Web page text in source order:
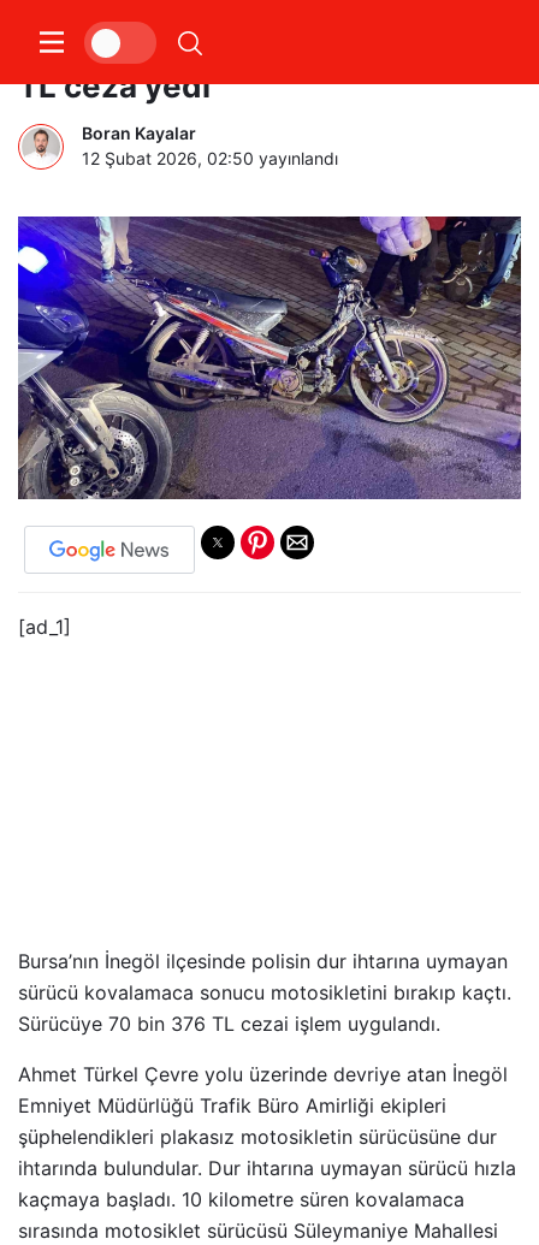
Dur ihtarına uymadı 70 bin 376
TL ceza yedi
Boran Kayalar
12 Şubat 2026, 02:50 yayınlandı
[ad_1]
Bursa’nın İnegöl ilçesinde polisin dur ihtarına uymayan
sürücü kovalamaca sonucu motosikletini bırakıp kaçtı.
Sürücüye 70 bin 376 TL cezai işlem uygulandı.
Ahmet Türkel Çevre yolu üzerinde devriye atan İnegöl
Emniyet Müdürlüğü Trafik Büro Amirliği ekipleri
şüphelendikleri plakasız motosikletin sürücüsüne dur
ihtarında bulundular. Dur ihtarına uymayan sürücü hızla
kaçmaya başladı. 10 kilometre süren kovalamaca
sırasında motosiklet sürücüsü Süleymaniye Mahallesi